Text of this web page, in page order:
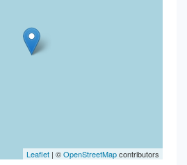
Leaflet | ©OpenStreetMapcontributors